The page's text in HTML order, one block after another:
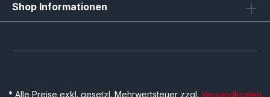
Shop Informationen
* Alle Preise exkl. gesetzl. Mehrwertsteuer zzgl. Versandkosten